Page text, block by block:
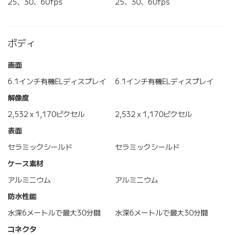
25、30、60fps
25、30、60fps
ボディ
画面
6.1インチ有機ELディスプレイ
6.1インチ有機ELディスプレイ
解像度
2,532 x 1,170ピクセル
2,532 x 1,170ピクセル
表面
セラミックシールド
セラミックシールド
ケース素材
アルミニウム
アルミニウム
防水性能
水深6メートルで最大30分間
水深6メートルで最大30分間
コネクタ